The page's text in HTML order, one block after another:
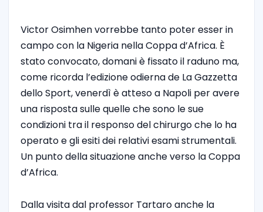
Victor Osimhen vorrebbe tanto poter esser in
campo con la Nigeria nella Coppa d’Africa. È
stato convocato, domani è fissato il raduno ma,
come ricorda l’edizione odierna de La Gazzetta
dello Sport, venerdì è atteso a Napoli per avere
una risposta sulle quelle che sono le sue
condizioni tra il responso del chirurgo che lo ha
operato e gli esiti dei relativi esami strumentali.
Un punto della situazione anche verso la Coppa
d’Africa.
Dalla visita dal professor Tartaro anche la